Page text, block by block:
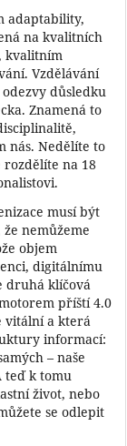
adaptability,
na kvalitních
kvalitním
Vzdělávání
důsledku
Znamená to
nás. Nedělíte to
rozdělíte na 18
musí být
nemůžeme
objem
digitálnímu
druhá klíčová
příští 4.0
vitální a která
informací:
– naše
teď k tomu
život, nebo
se odlepit